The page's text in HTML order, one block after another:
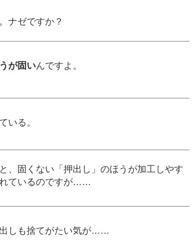
ナゼですか？
が固いんですよ。
いる。
、固くない「押出し」のほうが加工しやす
ているのですが……
しも捨てがたい気が……